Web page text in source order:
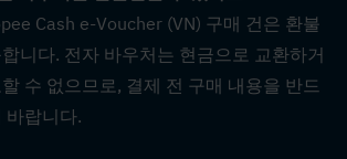
Cash e-Voucher (VN) 구매 건은 환불
니다. 전자 바우처는 현금으로 교환하거
수 없으므로, 결제 전 구매 내용을 반드
바랍니다.